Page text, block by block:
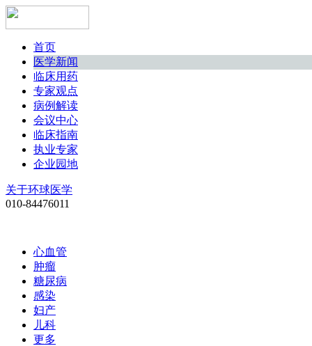
首页
医学新闻
临床用药
专家观点
病例解读
会议中心
临床指南
执业专家
企业园地
关于环球医学
010-84476011
心血管
肿瘤
糖尿病
感染
妇产
儿科
更多